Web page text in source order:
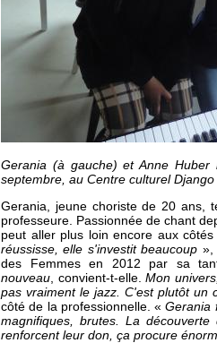
Gerania (à gauche) et Anne
septembre, au Centre culturel
Gerania, jeune choriste de 20 ans,
professeure. Passionnée de chant
peut aller plus loin encore aux
réussisse, elle s'investit beaucoup »,
des Femmes en 2012 par sa
nouveau , convient-t-elle. Mon
pas vraiment le jazz. C'est plutôt un
côté de la professionnelle. «Gerania
magnifiques, brutes. La
renforcent leur don, ça procure